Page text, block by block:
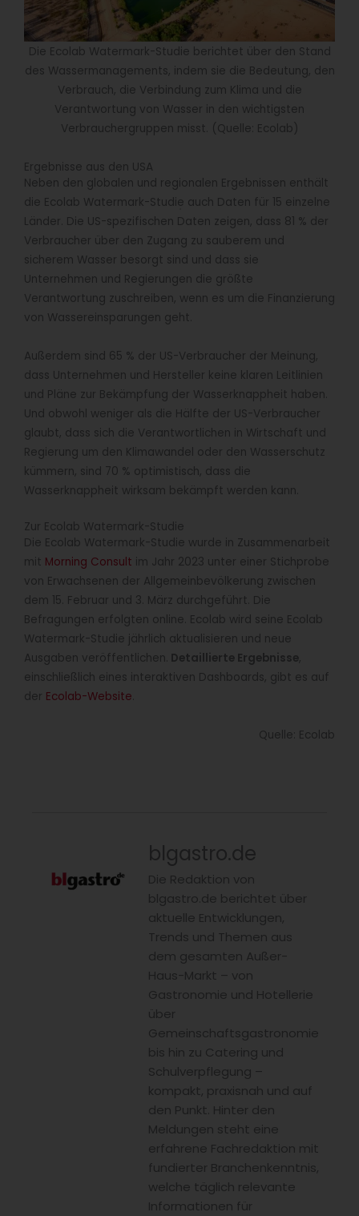
Die Ecolab Watermark-Studie berichtet über den Stand
des Wassermanagements, indem sie die Bedeutung, den
Verbrauch, die Verbindung zum Klima und die
Verantwortung von Wasser in den wichtigsten
Verbrauchergruppen misst. (Quelle: Ecolab)
Ergebnisse aus den USA
Neben den globalen und regionalen Ergebnissen enthält
die Ecolab Watermark-Studie auch Daten für 15 einzelne
Länder. Die US-spezifischen Daten zeigen, dass 81 % der
Verbraucher über den Zugang zu sauberem und
sicherem Wasser besorgt sind und dass sie
Unternehmen und Regierungen die größte
Verantwortung zuschreiben, wenn es um die Finanzierung
von Wassereinsparungen geht.
Außerdem sind 65 % der US-Verbraucher der Meinung,
dass Unternehmen und Hersteller keine klaren Leitlinien
und Pläne zur Bekämpfung der Wasserknappheit haben.
Und obwohl weniger als die Hälfte der US-Verbraucher
glaubt, dass sich die Verantwortlichen in Wirtschaft und
Regierung um den Klimawandel oder den Wasserschutz
kümmern, sind 70 % optimistisch, dass die
Wasserknappheit wirksam bekämpft werden kann.
Zur Ecolab Watermark-Studie
Die Ecolab Watermark-Studie wurde in Zusammenarbeit
mit Morning Consult im Jahr 2023 unter einer Stichprobe
von Erwachsenen der Allgemeinbevölkerung zwischen
dem 15. Februar und 3. März durchgeführt. Die
Befragungen erfolgten online. Ecolab wird seine Ecolab
Watermark-Studie jährlich aktualisieren und neue
Ausgaben veröffentlichen. Detaillierte Ergebnisse,
einschließlich eines interaktiven Dashboards, gibt es auf
der Ecolab-Website
Quelle: Ecolab
blgastro.de
Die Redaktion von
blgastro.de berichtet über
aktuelle Entwicklungen,
Trends und Themen aus
dem gesamten Außer-
Haus-Markt – von
Gastronomie und Hotellerie
über
Gemeinschaftsgastronomie
bis hin zu Catering und
Schulverpflegung –
kompakt, praxisnah und auf
den Punkt. Hinter den
Meldungen steht eine
erfahrene Fachredaktion mit
fundierter Branchenkenntnis,
welche täglich relevante
Informationen für